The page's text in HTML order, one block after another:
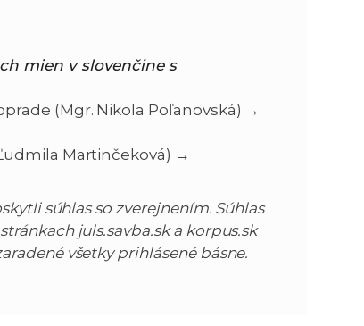
mien v slovenčine s
(Mgr. Nikola Poľanovská) →
Martinčeková) →
súhlas so zverejnením. Súhlas
juls.savba.sk a korpus.sk
všetky prihlásené básne.